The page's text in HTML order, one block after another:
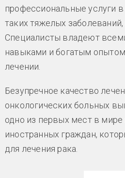
профессиональные услуги
таких тяжелых заболеваний,
Специалисты владеют
навыками и богатым
лечении.
Безупречное качество
онкологических больных
одно из первых мест в мире
иностранных граждан,
для лечения рака.